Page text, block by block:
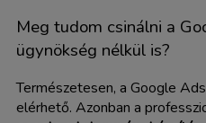
Meg tudom csinálni a
ügynökség nélkül is?
Természetesen, a Google
elérhető. Azonban a